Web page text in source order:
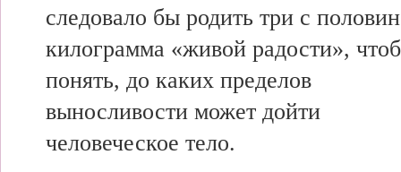
следовало бы родить три с
килограмма «живой радости»,
понять, до каких пределов
выносливости может дойти
человеческое тело.